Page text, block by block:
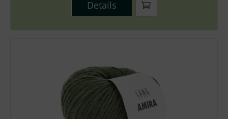
Details